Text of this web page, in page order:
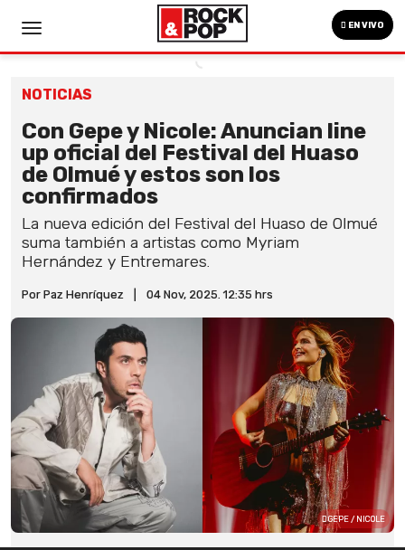
EN VIVO
NOTICIAS
Con Gepe y Nicole: Anuncian line
up oficial del Festival del Huaso
de Olmué y estos son los
confirmados
La nueva edición del Festival del Huaso de Olmué
suma también a artistas como Myriam
Hernández y Entremares.
Por Paz Henríquez 04 Nov, 2025. 12:35 hrs
GEPE / NICOLE